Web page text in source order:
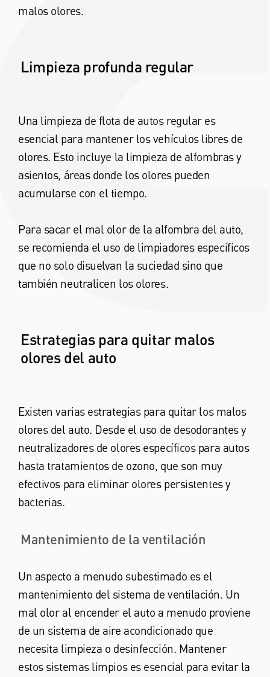
malos olores.
Limpieza profunda regular
Una limpieza de flota de autos regular es
esencial para mantener los vehículos libres de
olores. Esto incluye la limpieza de alfombras y
asientos, áreas donde los olores pueden
acumularse con el tiempo.
Para sacar el mal olor de la alfombra del auto,
se recomienda el uso de limpiadores específicos
que no solo disuelvan la suciedad sino que
también neutralicen los olores.
Estrategias para quitar malos
olores del auto
Existen varias estrategias para quitar los malos
olores del auto. Desde el uso de desodorantes y
neutralizadores de olores específicos para autos
hasta tratamientos de ozono, que son muy
efectivos para eliminar olores persistentes y
bacterias.
Mantenimiento de la ventilación
Un aspecto a menudo subestimado es el
mantenimiento del sistema de ventilación. Un
mal olor al encender el auto a menudo proviene
de un sistema de aire acondicionado que
necesita limpieza o desinfección. Mantener
estos sistemas limpios es esencial para evitar la